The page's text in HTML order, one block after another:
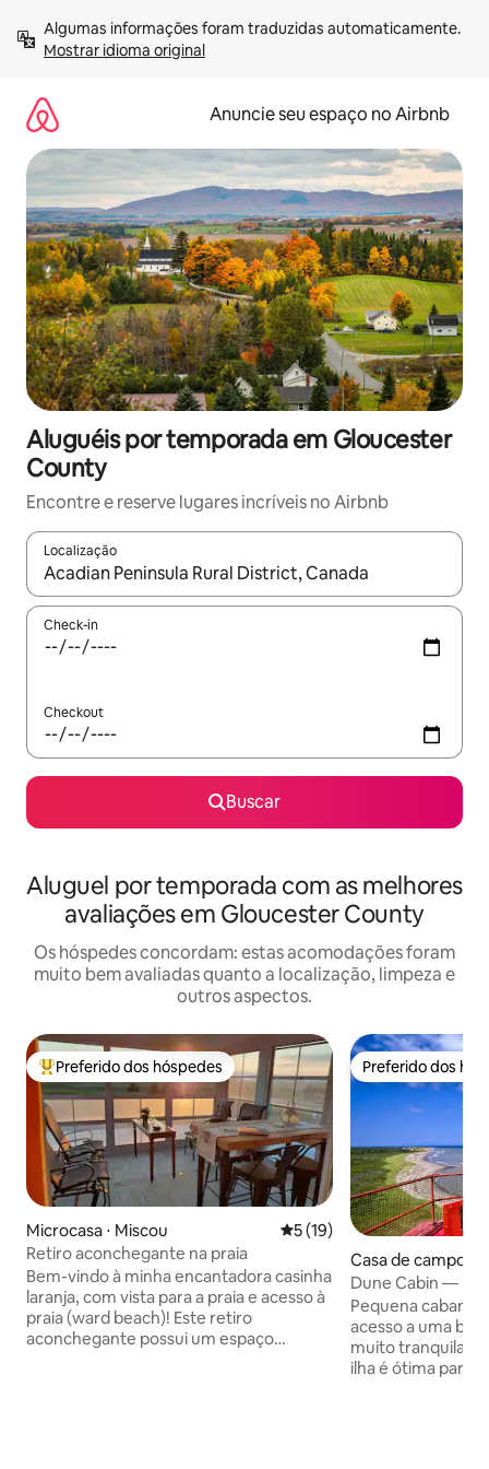
para
Mostrar idioma original
Anuncie seu espaço no Airbnb
Aluguéis por temporada em Gloucester
County
Encontre e reserve lugares incríveis no Airbnb
Localização
Quando os resultados estiverem disponíveis, explore-os
Check-in
Checkout
Buscar
Aluguel por temporada com as melhores
avaliações em Gloucester County
Os hóspedes concordam: estas acomodações foram
muito bem avaliadas quanto a localização, limpeza e
outros aspectos.
Entre os melhores preferidos dos hóspedes
Preferido dos hóspedes
Microcasa ⋅ Miscou 5 de uma avaliação média
5 (19)
Retiro aconchegante na praia
Bem-vindo à minha encantadora casinha
laranja, com vista para a praia e acesso à
praia (ward beach)! Este retiro
aconchegante possui um espaço
Preferido dos
Preferido dos
Casa de campo ⋅
Dune Cabin —
Baie des Chaleurs
Pequena cabana
acesso a uma bela
muito tranquila na
ilha é ótima para